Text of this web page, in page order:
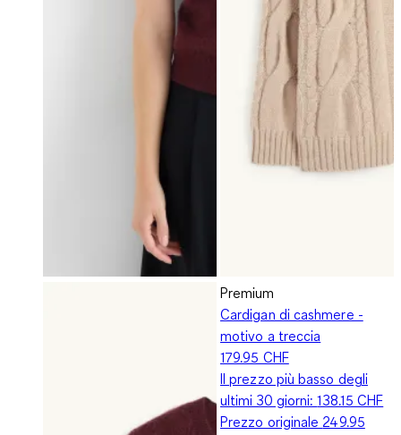
Premium
Cardigan di cashmere -
motivo a treccia
179.95 CHF
Il prezzo più basso degli
ultimi 30 giorni:138.15 CHF
Prezzo originale 249.95